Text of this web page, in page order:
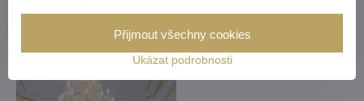
Ukázat podrobnosti
Přijmout všechny cookies